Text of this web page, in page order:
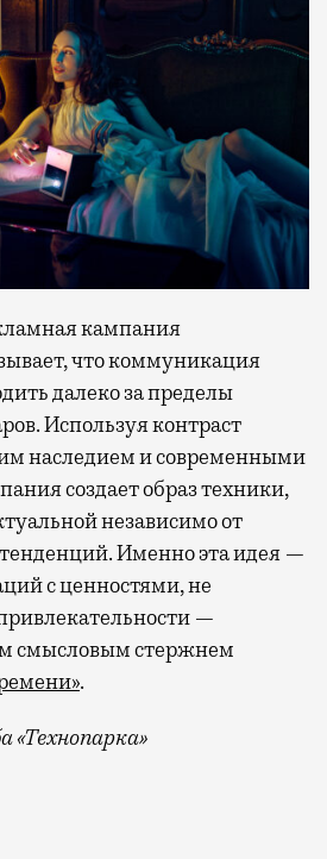
кампания
что коммуникация
далеко за пределы
Используя контраст
наследием и современными
создает образ техники,
независимо от
Именно эта идея —
с ценностями, не
—
смысловым стержнем
.
«Технопарка»
техники редко выходят за